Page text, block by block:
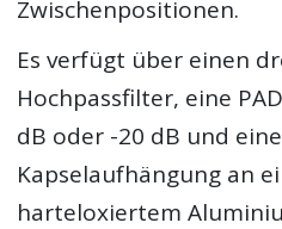
Zwischenpositionen.
Es verfügt über einen
Hochpassfilter, eine
dB oder -20 dB und
Kapselaufhängung an
harteloxiertem